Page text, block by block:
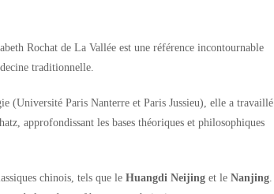
Rochat de La Vallée est une référence incontournable
traditionnelle.
(Université Paris Nanterre et Paris Jussieu), elle a travaillé
approfondissant les bases théoriques et philosophiques
chinois, tels que leHuangdi Neijing et leNanjing